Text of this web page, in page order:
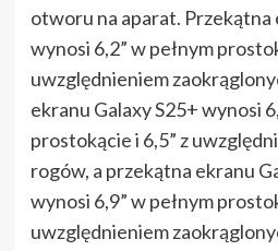
otworu na aparat. Przekątna
wynosi 6,2” w pełnym
uwzględnieniem
ekranu Galaxy S25+ wynosi
prostokącie i 6,5” z
rogów, a przekątna ekranu
wynosi 6,9” w pełnym
uwzględnieniem